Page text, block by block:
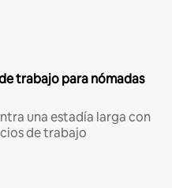
trabajo para nómadas
una estadía larga con
de trabajo